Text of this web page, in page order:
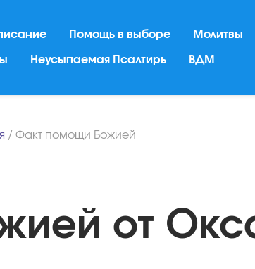
Помощь в выборе Молитвы
Неусыпаемая Псалтирь ВДМ
/ Факт помощи Божией
от